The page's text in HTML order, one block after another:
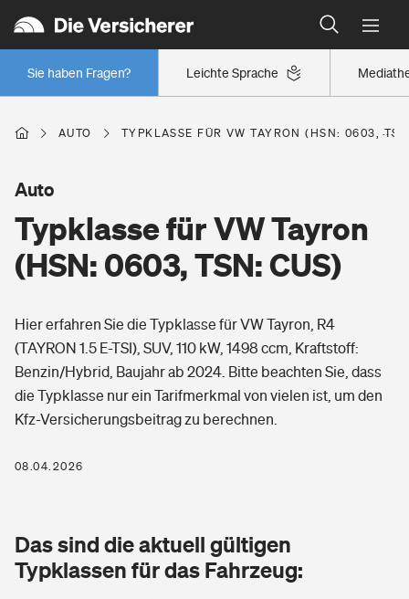
Leichte Sprache
Sie haben Fragen?
Wer versichert was: Jetzt Versicherer finden
Regionalklassen: So ist Ihre Region eingestuft
Wer versichert was: Jetzt Versicherer finden
Berufsunfähigkeitsversicherung
Erwerbsunfähigkeitsversicherung
Grundfähigkeitsversicherung
Arbeitsrechtsschutz
Berufshaftpflichtversicherung
Zur Übersicht
Tools
Wohnen
Elementarversicherung
Glasversicherung
Freizeit
Pri­vate Haft­pflicht­
Kinderunfall­ver­si­che­rung
Gesundheit
Private Krankenversicherung
Dread-Disease-Versicherung
AUTO TYPKLASSE FÜR VW TAYRON (HSN: 0603,
Typklasse für VW Tayron
(HSN: 0603, TSN: CUS)
Auto
Hier erfahren Sie die Typklasse für VW Tayron, R4
(TAYRON 1.5 E-TSI), SUV, 110 kW, 1498 ccm, Kraftstoff:
Benzin/Hybrid, Baujahr ab 2024. Bitte beachten Sie, dass
die Typklasse nur ein Tarifmerkmal von vielen ist, um den
Kfz-Versicherungsbeitrag zu berechnen.
08.04.2026
Das sind die aktuell gültigen
Typklassen für das Fahrzeug: